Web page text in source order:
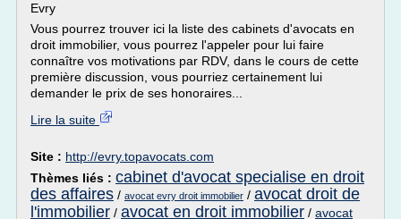
Evry
Vous pourrez trouver ici la liste des cabinets d'avocats en
droit immobilier, vous pourrez l'appeler pour lui faire
connaître vos motivations par RDV, dans le cours de cette
première discussion, vous pourriez certainement lui
demander le prix de ses honoraires...
Lire la suite
Site : http://evry.topavocats.com
Thèmes liés : cabinet d'avocat specialise en droit
des affaires / avocat evry droit immobilier / avocat droit de
l'immobilier / avocat en droit immobilier / avocat